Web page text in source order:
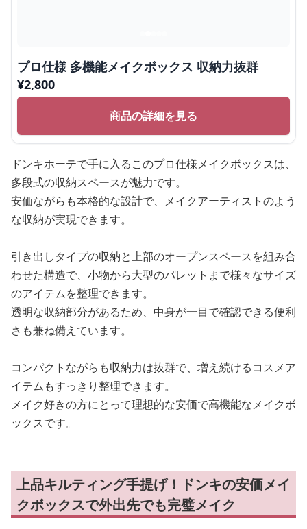
プロ仕様 多機能メイクボックス 収納力抜群
¥2,800
商品の詳細を見る
ドンキホーテで手に入るこのプロ仕様メイクボックスは、
多段式の収納スペースが魅力です。
安価ながらも本格的な設計で、メイクアーティストのよう
な収納が実現できます。
引き出しタイプの収納と上部のオープンスペースを組み合
わせた構造で、小物から大型のパレットまで様々なサイズ
のアイテムを整理できます。
透明な収納部分があるため、中身が一目で確認できる便利
さも兼ね備えています。
コンパクトながらも収納力は抜群で、増え続けるコスメア
イテムもすっきり整理できます。
メイク好きの方にとって理想的な安価で高機能なメイクボ
ックスです。
上品キルティング手提げ！ドンキの安価メイ
クボックスで外出先でも完璧メイク